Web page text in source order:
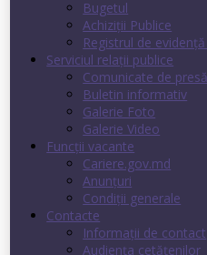
Bugetul
Achiziții Publice
Registrul de
Serviciul relații publice
Comunicate de presă
Buletin informativ
Galerie Foto
Galerie Video
Funcții vacante
Cariere.gov.md
Anunţuri
Condiţii generale
Contacte
Informații de contact
Audienţa cetăţenilor